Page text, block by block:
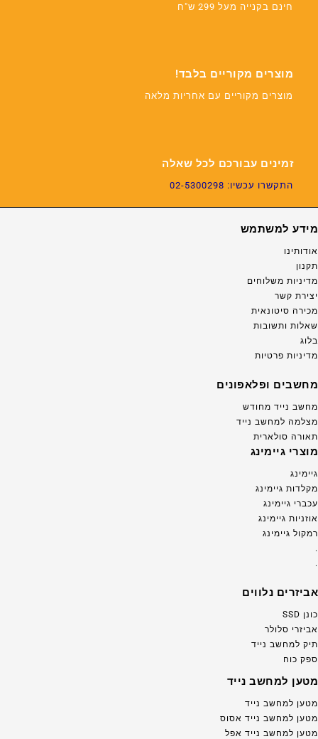
חינם בקנייה מעל 299 ש"ח
מוצרים מקוריים בלבד!
מוצרים מקוריים עם אחריות מלאה
זמינים עבורכם לכל שאלה
התקשרו עכשיו: 02-5300298
מידע למשתמש
אודותינו
תקנון
מדיניות משלוחים
יצירת קשר
מכירה סיטונאית
שאלות ותשובות
בלוג
מדיניות פרטיות
מחשבים ופלאפונים
מחשב נייד מחודש
מצלמה למחשב נייד
תאורה סולארית
מוצרי גיימינג
גיימינג
מקלדות גיימינג
עכברי גיימינג
אוזניות גיימינג
רמקול גיימינג
.
.
אביזרים נלווים
כונן SSD
אביזרי סלולר
תיק למחשב נייד
ספק כוח
מטען למחשב נייד
מטען למחשב נייד
מטען למחשב נייד אסוס
מטען למחשב נייד אפל